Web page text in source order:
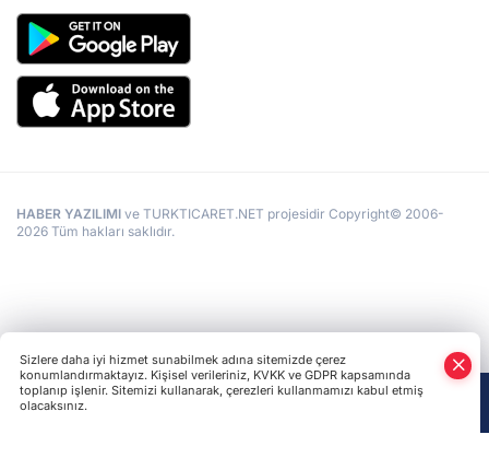
HABER YAZILIMI ve TURKTICARET.NET projesidir Copyright© 2006-
2026 Tüm hakları saklıdır.
Sizlere daha iyi hizmet sunabilmek adına sitemizde çerez
konumlandırmaktayız. Kişisel verileriniz, KVKK ve GDPR kapsamında
toplanıp işlenir. Sitemizi kullanarak, çerezleri kullanmamızı kabul etmiş
olacaksınız.